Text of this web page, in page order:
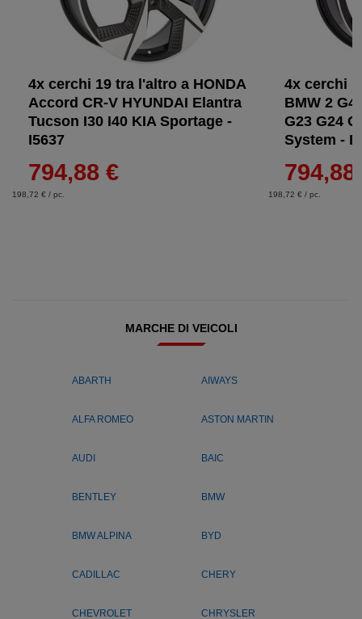
4x cerchi 19 tra l'altro a HONDA
Accord CR-V HYUNDAI Elantra
Tucson I30 I40 KIA Sportage -
I5637
794,88 €
198,72 € / pc.
4x cerchi
BMW 2
G23 G24
System -
794,88
198,72 € / pc.
MARCHE DI VEICOLI
ABARTH AIWAYS
ALFA ROMEO ASTON MARTIN
AUDI BAIC
BENTLEY BMW
BMW ALPINA BYD
CADILLAC CHERY
CHEVROLET CHRYSLER